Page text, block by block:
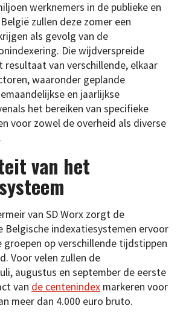
werknemers in de publieke en
zullen deze zomer een
als gevolg van de
Die wijdverspreide
resultaat van verschillende, elkaar
waaronder geplande
en jaarlijkse
het bereiken van specifieke
voor zowel de overheid als diverse
van het
van SD Worx zorgt de
Belgische indexatiesystemen ervoor
groepen op verschillende tijdstippen
Voor velen zullen de
augustus en september de eerste
van de centenindex markeren voor
meer dan 4.000 euro bruto.